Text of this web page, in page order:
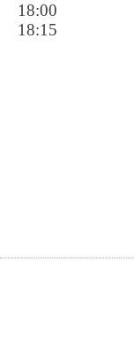
18:00
18:15